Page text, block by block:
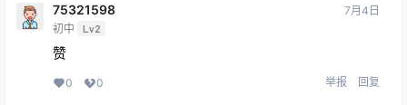
75321598
初中 Lv2
7月4日
赞
0 0 举报 回复